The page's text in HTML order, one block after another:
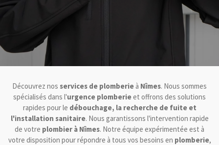
Découvrez nos services de plomberie à Nîmes. Nous sommes
spécialisés dans l'urgence plomberieet offrons des solutions
rapides pour le débouchage, la recherche de fuite et
l'installation sanitaire. Nous garantissons l'intervention rapide
de votre plombier à Nîmes. Notre équipe expérimentée est à
votre disposition pour répondre à tous vos besoins en plomberie,